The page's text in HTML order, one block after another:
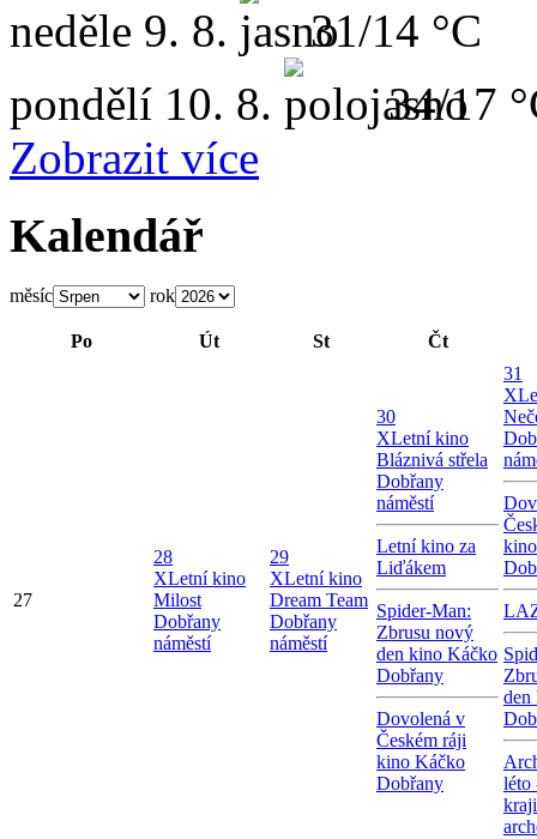
neděle 9. 8.
31/14 °C
pondělí 10. 8.
34/17
Zobrazit více
Kalendář
měsíc rok
Po Út St Čt
27
28
XLetní kino
Milost
Dobřany
náměstí
29
XLetní kino
Dream Team
Dobřany
náměstí
30
XLetní kino
Bláznivá střela
Dobřany
náměstí
Letní kino za
Liďákem
Spider-Man:
Zbrusu nový
den kino Káčko
Dobřany
Dovolená v
Českém ráji
kino Káčko
Dobřany
31
X
den
léto